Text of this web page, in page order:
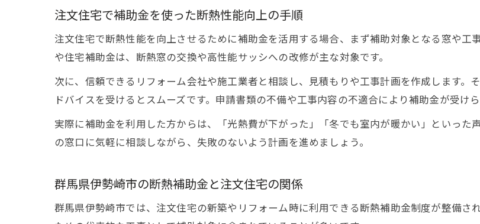
注文住宅で補助金を使った断熱性能向上の手順
注文住宅で断熱性能を向上させるために補助金を活用する場合、まず補助対象となる窓や
や住宅補助金は、断熱窓の交換や高性能サッシへの改修が主な対象です。
次に、信頼できるリフォーム会社や施工業者と相談し、見積もりや工事計画を作成します。
ドバイスを受けるとスムーズです。申請書類の不備や工事内容の不適合により補助金が受け
実際に補助金を利用した方からは、「光熱費が下がった」「冬でも室内が暖かい」といった
の窓口に気軽に相談しながら、失敗のないよう計画を進めましょう。
群馬県伊勢崎市の断熱補助金と注文住宅の関係
群馬県伊勢崎市では、注文住宅の新築やリフォーム時に利用できる断熱補助金制度が整備さ